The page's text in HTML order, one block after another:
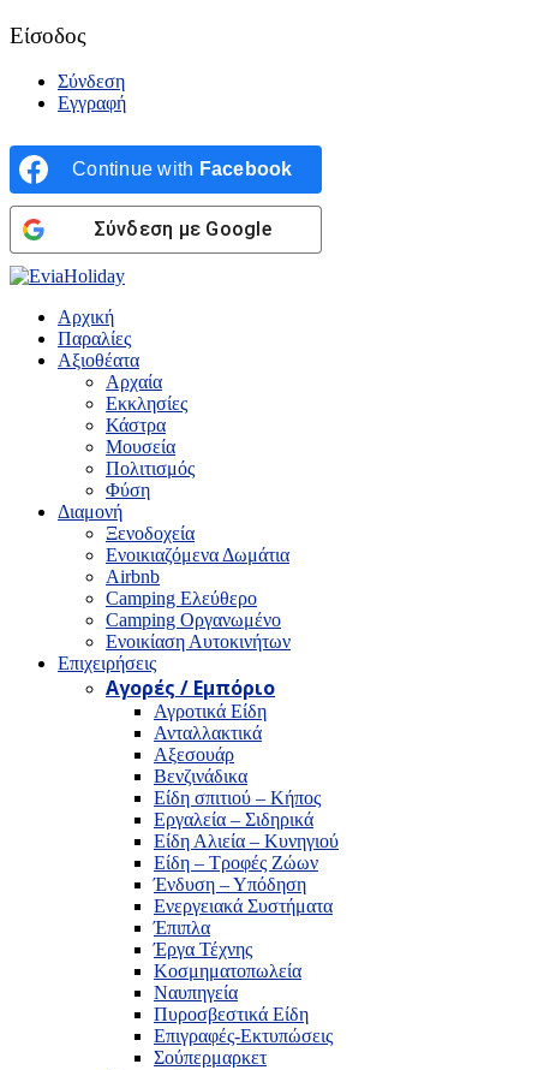
Είσοδος
Σύνδεση
Εγγραφή
Continue with Facebook
Σύνδεση με Google
Αρχική
Παραλίες
Αξιοθέατα
Αρχαία
Εκκλησίες
Κάστρα
Μουσεία
Πολιτισμός
Φύση
Διαμονή
Ξενοδοχεία
Ενοικιαζόμενα Δωμάτια
Airbnb
Camping Ελεύθερο
Camping Οργανωμένο
Ενοικίαση Αυτοκινήτων
Επιχειρήσεις
Αγορές / Εμπόριο
Αγροτικά Είδη
Ανταλλακτικά
Αξεσουάρ
Βενζινάδικα
Είδη σπιτιού – Κήπος
Εργαλεία – Σιδηρικά
Είδη Αλιεία – Κυνηγιού
Είδη – Τροφές Ζώων
Ένδυση – Υπόδηση
Ενεργειακά Συστήματα
Έπιπλα
Έργα Τέχνης
Κοσμηματοπωλεία
Ναυπηγεία
Πυροσβεστικά Είδη
Επιγραφές-Εκτυπώσεις
Σούπερμαρκετ